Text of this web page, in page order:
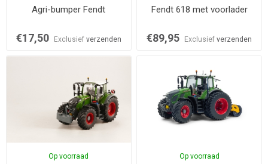
Agri-bumper Fendt
€17,50 Exclusief verzenden
Fendt 618 met voorlader
€89,95 Exclusiefverzenden
Op voorraad Op voorraad